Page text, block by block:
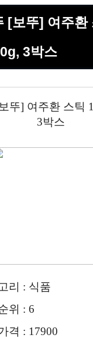
[보뚜] 여주환
3박스
뚜] 여주환 스틱
3박스
리 : 식품
위 : 6
격 : 17900